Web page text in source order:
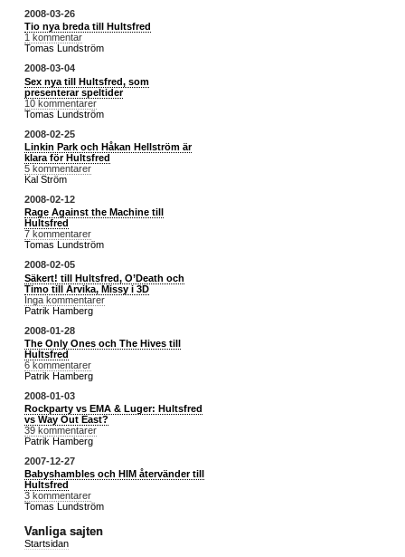
2008-03-26
Tio nya breda till Hultsfred
1 kommentar
Tomas Lundström
2008-03-04
Sex nya till Hultsfred, som
presenterar speltider
10 kommentarer
Tomas Lundström
2008-02-25
Linkin Park och Håkan Hellström är
klara för Hultsfred
5 kommentarer
Kal Ström
2008-02-12
Rage Against the Machine till
Hultsfred
7 kommentarer
Tomas Lundström
2008-02-05
Säkert! till Hultsfred, O’Death och
Timo till Arvika, Missy i 3D
Inga kommentarer
Patrik Hamberg
2008-01-28
The Only Ones och The Hives till
Hultsfred
6 kommentarer
Patrik Hamberg
2008-01-03
Rockparty vs EMA & Luger: Hultsfred
vs Way Out East?
39 kommentarer
Patrik Hamberg
2007-12-27
Babyshambles och HIM återvänder till
Hultsfred
3 kommentarer
Tomas Lundström
Vanliga sajten
Startsidan